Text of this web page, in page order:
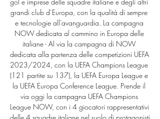
grandi club d’Europa, con la qualità di sempre
e tecnologie all’avanguardia. La campagna
NOW dedicata al cammino in Europa delle
italiane - Al via la campagna di NOW
dedicata alla partenza delle competizioni UEFA
2023/2024, con la UEFA Champions League
(121 partite su 137), la UEFA Europa League e
la UEFA Europa Conference League. Prende il
via oggi la campagna UEFA Champions
League NOW, con i 4 giocatori rappresentativi